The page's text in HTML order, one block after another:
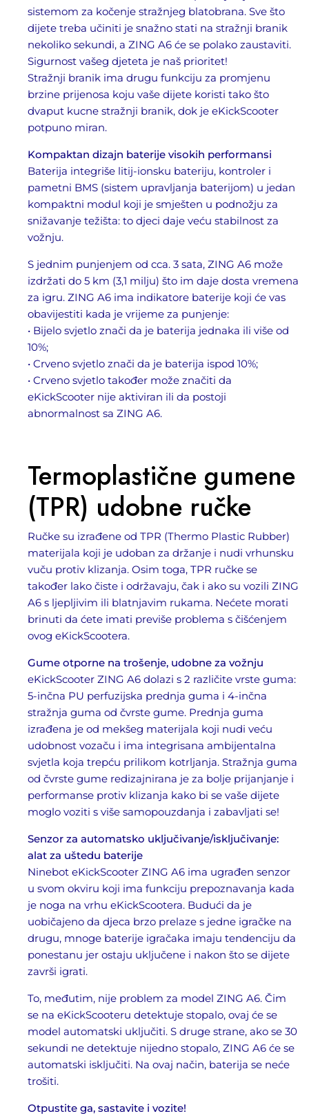
sistemom za kočenje stražnjeg blatobrana. Sve što
dijete treba učiniti je snažno stati na stražnji branik
nekoliko sekundi, a ZING A6 će se polako zaustaviti.
Sigurnost vašeg djeteta je naš prioritet!
Stražnji branik ima drugu funkciju za promjenu
brzine prijenosa koju vaše dijete koristi tako što
dvaput kucne stražnji branik, dok je eKickScooter
potpuno miran.
Kompaktan dizajn baterije visokih performansi
Baterija integriše litij-ionsku bateriju, kontroler i
pametni BMS (sistem upravljanja baterijom) u jedan
kompaktni modul koji je smješten u podnožju za
snižavanje težišta: to djeci daje veću stabilnost za
vožnju.
S jednim punjenjem od cca. 3 sata, ZING A6 može
izdržati do 5 km (3,1 milju) što im daje dosta vremena
za igru. ZING A6 ima indikatore baterije koji će vas
obavijestiti kada je vrijeme za punjenje:
• Bijelo svjetlo znači da je baterija jednaka ili više od
10%;
• Crveno svjetlo znači da je baterija ispod 10%;
• Crveno svjetlo također može značiti da
eKickScooter nije aktiviran ili da postoji
abnormalnost sa ZING A6.
Termoplastične gumene
(TPR) udobne ručke
Ručke su izrađene od TPR (Thermo Plastic Rubber)
materijala koji je udoban za držanje i nudi vrhunsku
vuču protiv klizanja. Osim toga, TPR ručke se
također lako čiste i održavaju, čak i ako su vozili ZING
A6 s ljepljivim ili blatnjavim rukama. Nećete morati
brinuti da ćete imati previše problema s čišćenjem
ovog eKickScootera.
Gume otporne na trošenje, udobne za vožnju
eKickScooter ZING A6 dolazi s 2 različite vrste guma:
5-inčna PU perfuzijska prednja guma i 4-inčna
stražnja guma od čvrste gume. Prednja guma
izrađena je od mekšeg materijala koji nudi veću
udobnost vozaču i ima integrisana ambijentalna
svjetla koja trepću prilikom kotrljanja. Stražnja guma
od čvrste gume redizajnirana je za bolje prijanjanje i
performanse protiv klizanja kako bi se vaše dijete
moglo voziti s više samopouzdanja i zabavljati se!
Senzor za automatsko uključivanje/isključivanje:
alat za uštedu baterije
Ninebot eKickScooter ZING A6 ima ugrađen senzor
u svom okviru koji ima funkciju prepoznavanja kada
je noga na vrhu eKickScootera. Budući da je
uobičajeno da djeca brzo prelaze s jedne igračke na
drugu, mnoge baterije igračaka imaju tendenciju da
ponestanu jer ostaju uključene i nakon što se dijete
završi igrati.
To, međutim, nije problem za model ZING A6. Čim
se na eKickScooteru detektuje stopalo, ovaj će se
model automatski uključiti. S druge strane, ako se 30
sekundi ne detektuje nijedno stopalo, ZING A6 će se
automatski isključiti. Na ovaj način, baterija se neće
trošiti.
Otpustite ga, sastavite i vozite!